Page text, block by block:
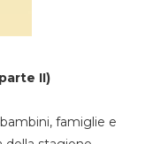
II)
famiglie e